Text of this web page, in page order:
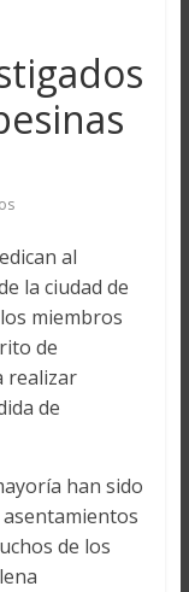
al
la ciudad de
miembros
de
realizar
de
han sido
de los